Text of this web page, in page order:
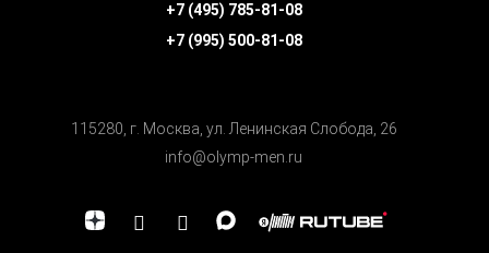
+7 (495) 785-81-08
+7 (995) 500-81-08
115280, г. Москва, ул. Ленинская Cлобода, 26
info@olymp-men.ru